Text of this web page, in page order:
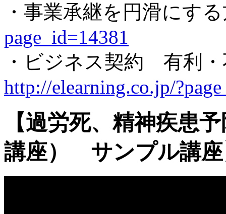
・事業承継を円滑にす
page_id=14381
・ビジネス契約 有利
http://elearning.co.jp/
【過労死、精神疾患
講座） サンプル講